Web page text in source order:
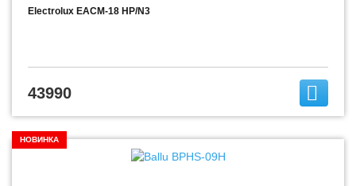
Electrolux EACM-18 HP/N3
43990
НОВИНКА